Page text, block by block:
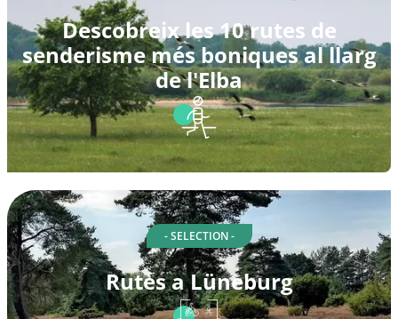
Descobreix les 10 rutes de
senderisme més boniques al llarg
de l'Elba
- SELECTION -
Rutes a Lüneburg